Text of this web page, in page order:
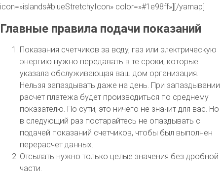
icon=»islands#blueStretchyIcon» color=»#1e98ff»][/yamap]
Главные правила подачи показаний
Показания счетчиков за воду, газ или электрическую
энергию нужно передавать в те сроки, которые
указала обслуживающая ваш дом организация.
Нельзя запаздывать даже на день. При запаздывании
расчет платежа будет производиться по среднему
показателю. По сути, это ничего не значит для вас. Но
в следующий раз постарайтесь не опаздывать с
подачей показаний счетчиков, чтобы был выполнен
перерасчет данных.
Отсылать нужно только целые значения без дробной
части.